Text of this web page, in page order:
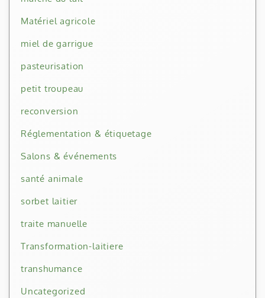
Matériel agricole
miel de garrigue
pasteurisation
petit troupeau
reconversion
Réglementation & étiquetage
Salons & événements
santé animale
sorbet laitier
traite manuelle
Transformation-laitiere
transhumance
Uncategorized